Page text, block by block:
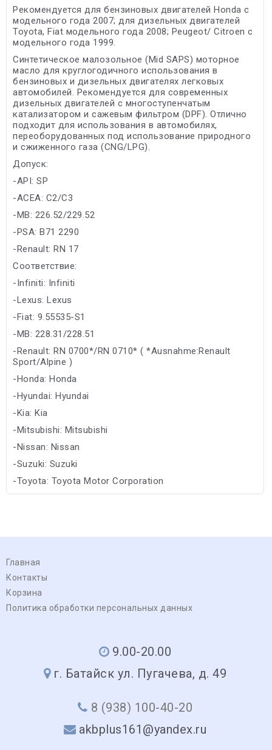
Рекомендуется для бензиновых двигателей Honda с
модельного года 2007; для дизельных двигателей
Toyota, Fiat модельного года 2008; Peugeot/ Citroen с
модельного года 1999.
Синтетическое малозольное (Mid SAPS) моторное
масло для круглогодичного использования в
бензиновых и дизельных двигателях легковых
автомобилей. Рекомендуется для современных
дизельных двигателей с многоступенчатым
катализатором и сажевым фильтром (DPF). Отлично
подходит для использования в автомобилях,
переоборудованных под использование природного
и сжиженного газа (CNG/LPG).
Допуск:
-API: SP
-ACEA: C2/C3
-MB: 226.52/229.52
-PSA: B71 2290
-Renault: RN 17
Соответствие:
-Infiniti: Infiniti
-Lexus: Lexus
-Fiat: 9.55535-S1
-MB: 228.31/228.51
-Renault: RN 0700*/RN 0710* ( *Ausnahme:Renault
Sport/Alpine )
-Honda: Honda
-Hyundai: Hyundai
-Kia: Kia
-Mitsubishi: Mitsubishi
-Nissan: Nissan
-Suzuki: Suzuki
-Toyota: Toyota Motor Corporation
-Subaru: Subaru
Главная
Контакты
Корзина
Политика обработки персональных данных
9.00-20.00
г. Батайск ул. Пугачева, д. 49
8 (938) 100-40-20
akbplus161@yandex.ru